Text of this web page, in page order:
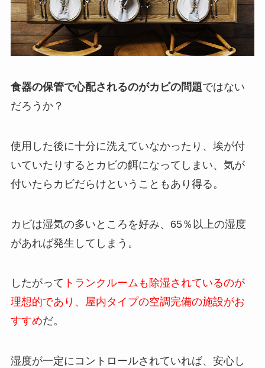
食器の保管で心配されるのがカビの問題ではない
だろうか？
使用した後に十分に洗えていなかったり、埃が付
いていたりするとカビの餌になってしまい、気が
付いたらカビだらけということもあり得る。
カビは湿気の多いところを好み、65％以上の湿度
があれば発生してしまう。
したがって トランクルームも除湿されているのが
理想的であり、屋内タイプの空調完備の施設がお
すすめだ。
湿度が一定にコントロールされていれば、安心し